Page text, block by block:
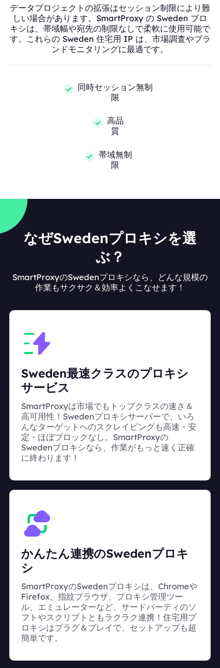
データプロジェクトの拡張はセッション制限により難
しい場合があります。SmartProxy の Sweden プロ
キシは、帯域幅や宛先の制限なしで柔軟に使用可能で
す。これらの Sweden 住宅用 IP は、市場調査やブラ
ンドモニタリングに最適です。
同時セッション無制
限
高品
質
帯域無制
限
なぜSwedenプロキシを選
ぶ？
SmartProxyのSwedenプロキシなら、どんな規模の
作業もサクサク＆効率よくこなせます！
Sweden最速クラスのプロキシ
サービス
SmartProxyは市場でもトップクラスの速さ＆
高可用性！Swedenプロキシサーバーで、いろ
んなターゲットへのスクレイピングも高速・安
定・ほぼブロックなし。SmartProxyの
Swedenプロキシなら、作業がもっと速く正確
に終わります！
かんたん連携のSwedenプロキ
シ
SmartProxyのSwedenプロキシは、Chromeや
Firefox、指紋ブラウザ、プロキシ管理ツー
ル、エミュレーターなど、サードパーティのソ
フトやスクリプトともラクラク連携！住宅用プ
ロキシはプラグ＆プレイで、セットアップも超
簡単です。